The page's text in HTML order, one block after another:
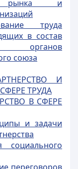
рынка и
труда
в состав
органов
союза
И
ТРУДА
В СФЕРЕ
и задачи
социального